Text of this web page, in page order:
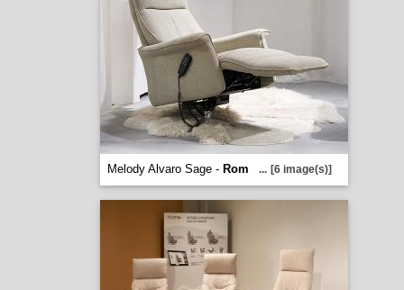
Melody Alvaro Sage - Rom ... [6 image(s)]